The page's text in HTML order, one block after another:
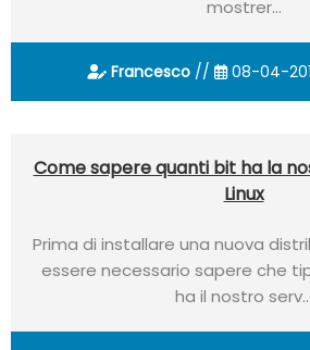
mostrer...
Francesco// 08-04-
Come sapere quanti bit ha la
Linux
Prima di installare una nuova
essere necessario sapere che
ha il nostro serv...